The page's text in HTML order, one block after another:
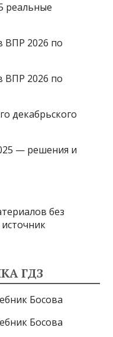
реальные
ВПР 2026 по
ВПР 2026 по
декабрьского
— решения и
без
ГДЗ
Босова
Босова